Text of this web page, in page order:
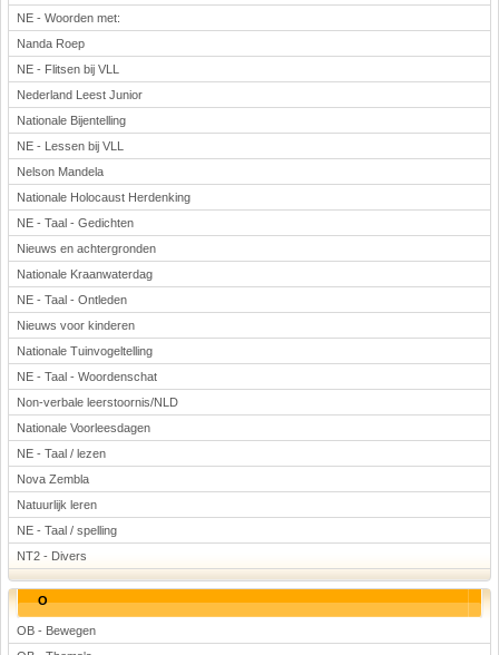
NE - Woorden met:
Nanda Roep
NE - Flitsen bij VLL
Nederland Leest Junior
Nationale Bijentelling
NE - Lessen bij VLL
Nelson Mandela
Nationale Holocaust Herdenking
NE - Taal - Gedichten
Nieuws en achtergronden
Nationale Kraanwaterdag
NE - Taal - Ontleden
Nieuws voor kinderen
Nationale Tuinvogeltelling
NE - Taal - Woordenschat
Non-verbale leerstoornis/NLD
Nationale Voorleesdagen
NE - Taal / lezen
Nova Zembla
Natuurlijk leren
NE - Taal / spelling
NT2 - Divers
O
OB - Bewegen